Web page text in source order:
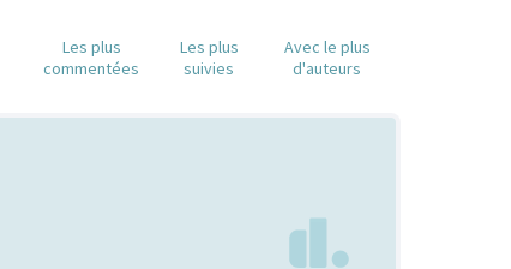
Les plus
commentées
Les plus
suivies
Avec le plus
d'auteurs